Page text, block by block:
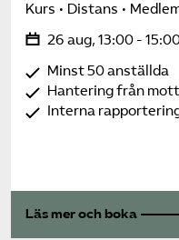
Kurs Distans
26 aug, 13:00 -
Minst 50 anställda
Hantering från
Interna
Läs mer och boka